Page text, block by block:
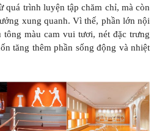
quá trình luyện tập chăm chỉ, mà còn
xung quanh. Vì thế, phần lớn nội
tông màu cam vui tươi, nét đặc trưng
tăng thêm phần sống động và nhiệt